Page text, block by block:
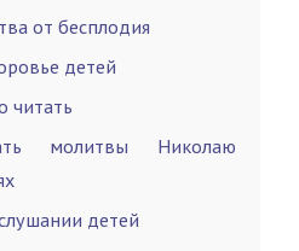
от бесплодия
детей
читать
молитвы Николаю
детей